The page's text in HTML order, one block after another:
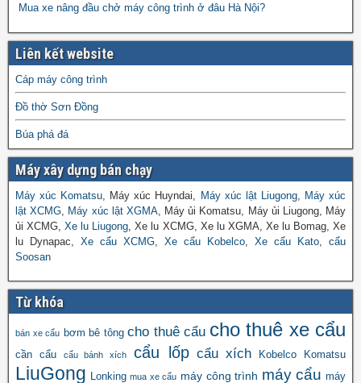
Mua xe nâng đầu chở máy công trình ở đâu Hà Nội?
Liên kết website
Cáp máy công trình
Đồ thờ Sơn Đồng
Búa phá đá
Máy xây dựng bán chạy
Máy xúc Komatsu , Máy xúc Huyndai, Máy xúc lật Liugong,
Máy xúc
lật XCMG
Máy xúc lật XGMA, Máy ủi Komatsu, Máy ủi Liugong, Máy
ủi XCMG,Xe lu Liugong , Xe lu XCMG, Xe lu XGMA, Xe lu Bomag, Xe
lu Dynapac, Xe cẩu XCMG Xe cẩu Kobelco Xe cẩu Kato
cẩu
Soosan
Từ khóa
bán xe cẩu bơm bê tông cho thuê cẩu cho thuê xe cẩu
cần cẩu cẩu bánh xích cẩu lốp cẩu xích Kobelco Komatsu
LiuGong Lonking mua xe cẩu máy công trình máy cẩu máy